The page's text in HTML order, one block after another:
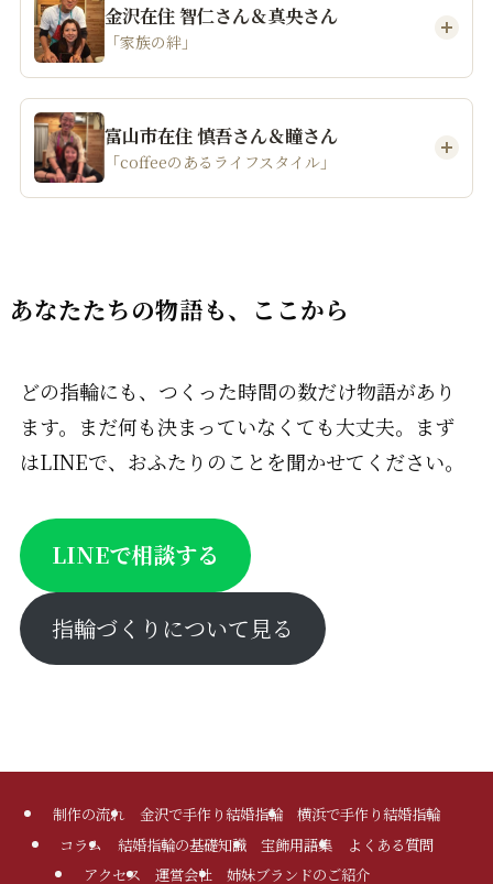
金沢在住 智仁さん＆真央さん
「家族の絆」
富山市在住 慎吾さん＆瞳さん
「coffeeのあるライフスタイル」
あなたたちの物語も、ここから
どの指輪にも、つくった時間の数だけ物語があり
ます。まだ何も決まっていなくても大丈夫。まず
はLINEで、おふたりのことを聞かせてください。
LINEで相談する
指輪づくりについて見る
制作の流れ 金沢で手作り結婚指輪
横浜で手作り結婚指輪
コラム
結婚指輪の基礎知識 宝飾用語集
よくある質問
アクセス
運営会社 姉妹ブランドのご紹介